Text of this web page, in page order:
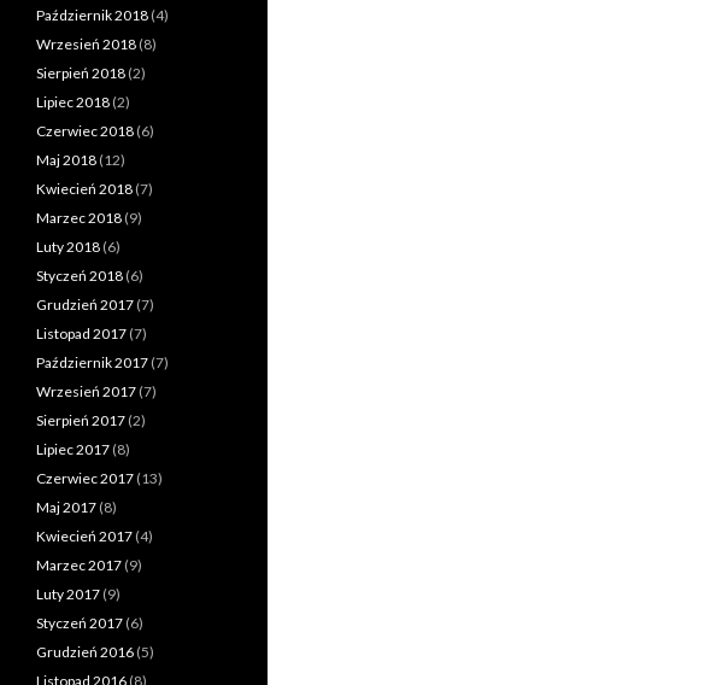
Październik 2018 (4)
Wrzesień 2018 (8)
Sierpień 2018 (2)
Lipiec 2018 (2)
Czerwiec 2018 (6)
Maj 2018 (12)
Kwiecień 2018 (7)
Marzec 2018 (9)
Luty 2018 (6)
Styczeń 2018 (6)
Grudzień 2017 (7)
Listopad 2017 (7)
Październik 2017 (7)
Wrzesień 2017 (7)
Sierpień 2017 (2)
Lipiec 2017 (8)
Czerwiec 2017 (13)
Maj 2017 (8)
Kwiecień 2017 (4)
Marzec 2017 (9)
Luty 2017 (9)
Styczeń 2017 (6)
Grudzień 2016 (5)
Listopad 2016 (8)